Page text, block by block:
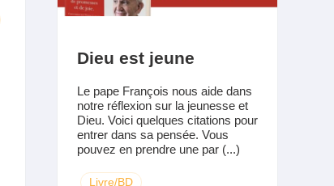
Dieu est jeune
Le pape François nous aide dans
notre réflexion sur la jeunesse et
Dieu. Voici quelques citations pour
entrer dans sa pensée. Vous
pouvez en prendre une par (...)
Livre/BD